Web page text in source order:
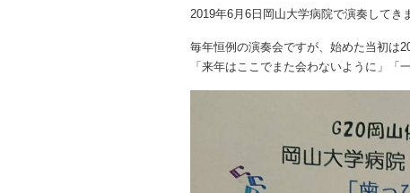
2019年6月6日岡山大学病院で演奏してき
毎年恒例の演奏会ですが、始めた当初は
「来年はここでまた会わないように」「